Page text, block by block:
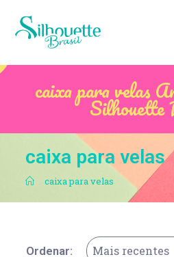
caixa para velas
caixa para velas
. caixa para velas
Ordenar: Mais recentes